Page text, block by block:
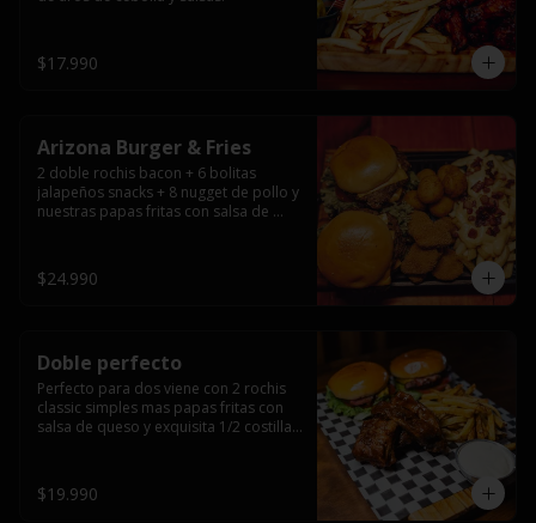
$17.990
Arizona Burger & Fries
2 doble rochis bacon + 6 bolitas
jalapeños snacks + 8 nugget de pollo y
nuestras papas fritas con salsa de
$24.990
Doble perfecto
Perfecto para dos viene con 2 rochis
classic simples mas papas fritas con
salsa de queso y exquisita 1/2 costilla
$19.990